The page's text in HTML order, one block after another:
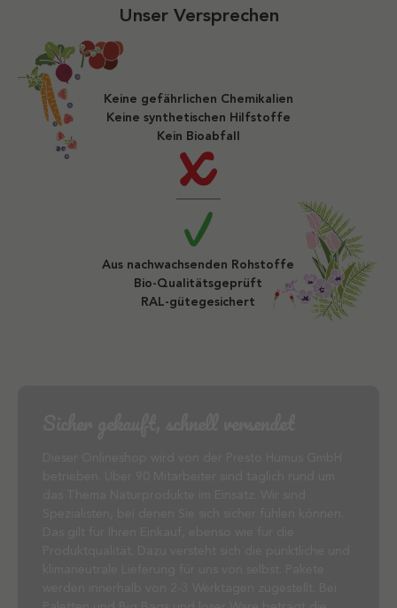
Unser Versprechen
Keine gefährlichen Chemikalien
Keine synthetischen Hilfstoffe
Kein Bioabfall
Aus nachwachsenden Rohstoffe
Bio-Qualitätsgeprüft
RAL-gütegesichert